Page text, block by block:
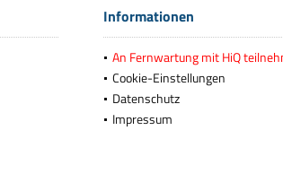
Informationen
An Fernwartung mit HiQ
Cookie-Einstellungen
Datenschutz
Impressum